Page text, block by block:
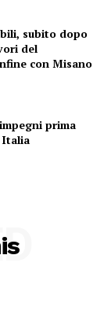
subito dopo
del
con Misano
prima
Italia